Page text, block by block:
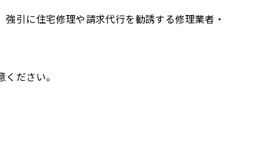
引に住宅修理や請求代行を勧誘する修理業者・
ださい。